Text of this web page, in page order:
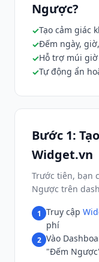
Ngược?
Tạo cảm giác
Đếm ngày,
Hỗ trợ múi giờ
Tự động ẩn
Bước 1:
Widget.vn
Trước tiên, bạn
Ngược trên
1 Truy cập
phí
2 Vào
"Đếm